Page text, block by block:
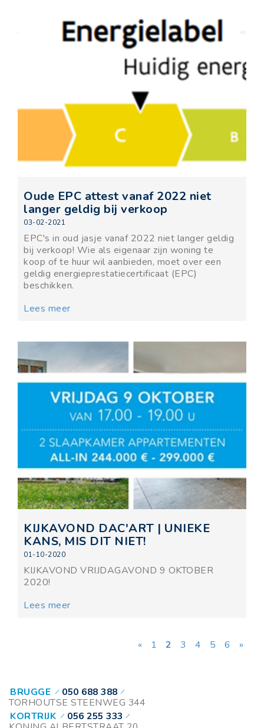
Oude EPC attest vanaf 2022 niet
langer geldig bij verkoop
03-02-2021
EPC's in oud jasje vanaf 2022 niet langer geldig
bij verkoop! Wie als eigenaar zijn woning te
koop of te huur wil aanbieden, moet over een
geldig energieprestatiecertificaat (EPC)
beschikken.
Lees meer
KIJKAVOND DAC'ART | UNIEKE
KANS, MIS DIT NIET!
01-10-2020
KIJKAVOND VRIJDAGAVOND 9 OKTOBER
2020!
Lees meer
« 1 2 3 4 5 6 »
BRUGGE
050 688 388
TORHOUTSE STEENWEG 344
KORTRIJK
056 255 333